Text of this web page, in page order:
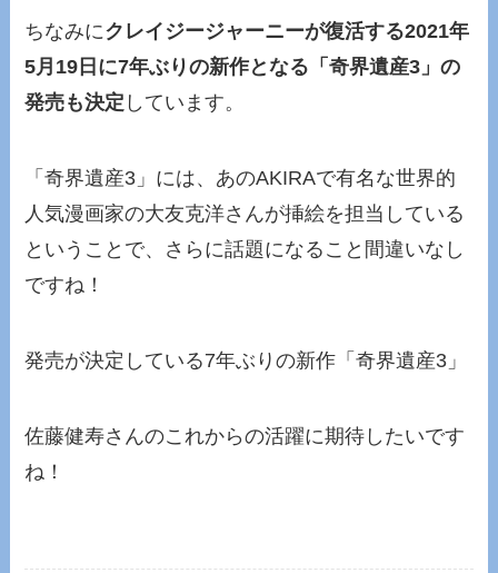
ちなみにクレイジージャーニーが復活する2021年
5月19日に7年ぶりの新作となる「奇界遺産3」の
発売も決定 しています。
「奇界遺産3」には、あのAKIRAで有名な世界的
人気漫画家の大友克洋さんが挿絵を担当している
ということで、さらに話題になること間違いなし
ですね！
発売が決定している7年ぶりの新作「奇界遺産3」
佐藤健寿さんのこれからの活躍に期待したいです
ね！